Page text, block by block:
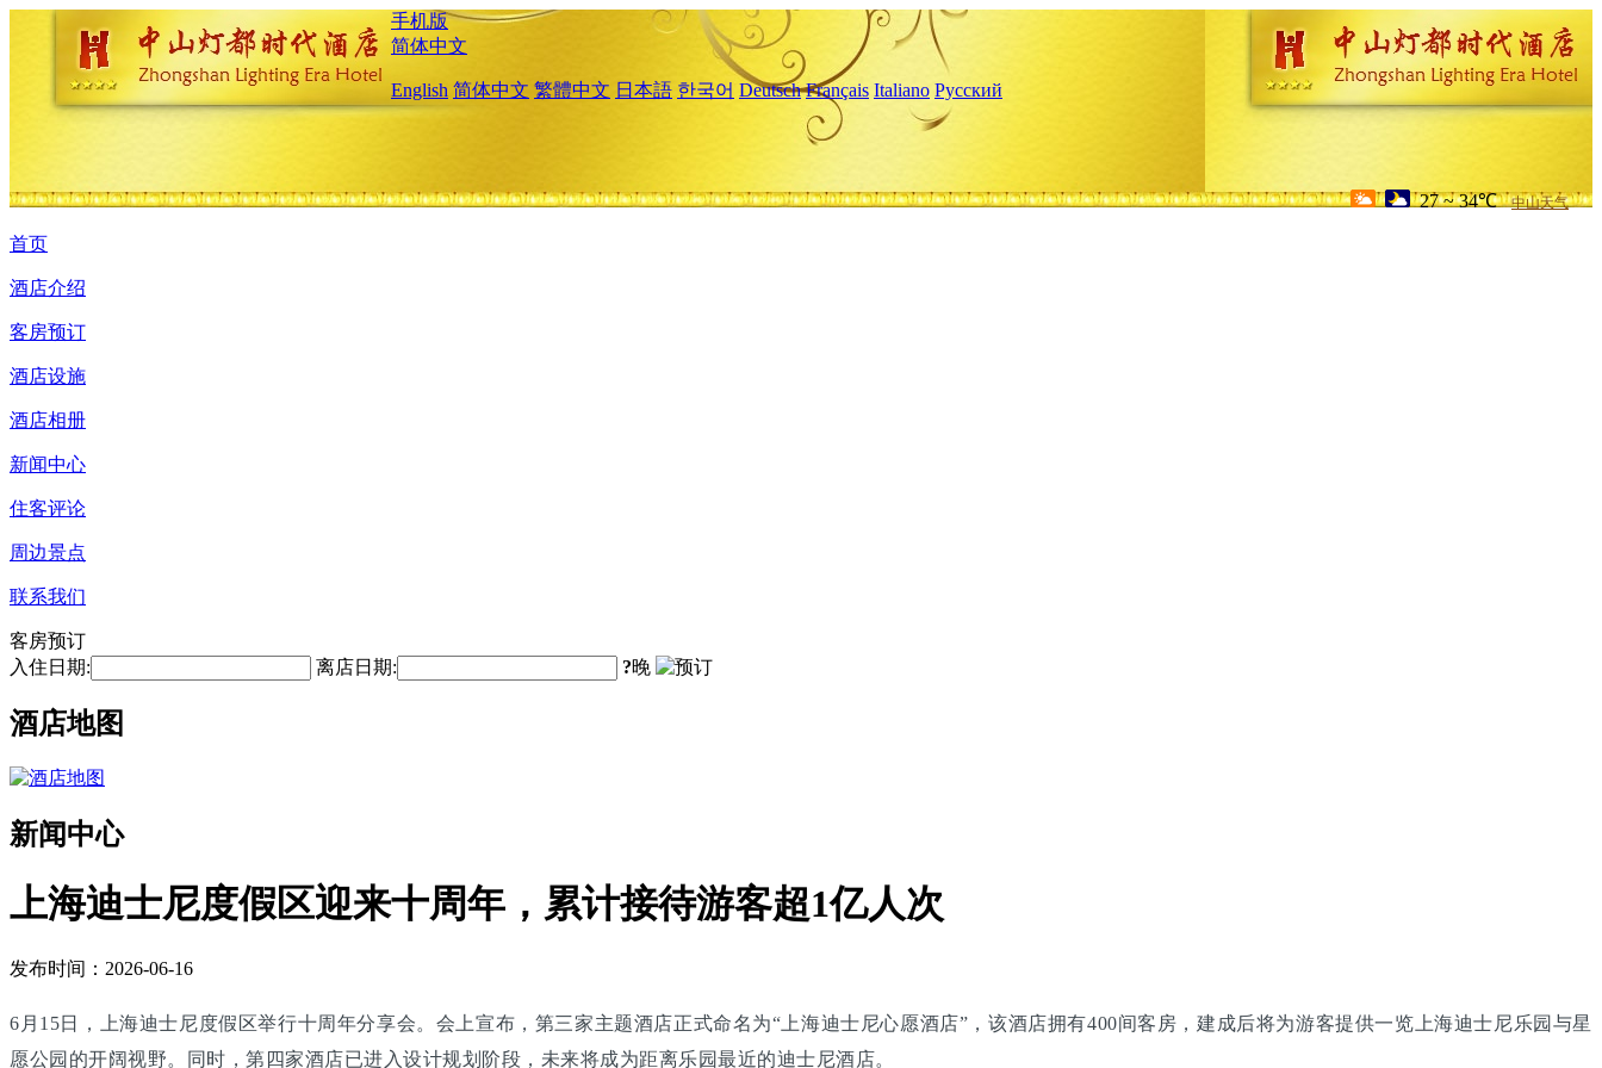
手机版
简体中文
English 简体中文 繁體中文 日本語 한국어 Deutsch Français Italiano Русский
27 ~ 34℃ 中山天气
首页
酒店介绍
客房预订
酒店设施
酒店相册
新闻中心
住客评论
周边景点
联系我们
客房预订
入住日期:
离店日期: ?晚
酒店地图
新闻中心
上海迪士尼度假区迎来十周年，累计接待游客超1亿人次
发布时间：2026-06-16
6月15日，上海迪士尼度假区举行十周年分享会。会上宣布，第三家主题酒店正式命名为“上海迪士尼心愿酒店”，该酒店拥有400间客房，建成后将为游客提供一览上海迪士尼乐园与星
愿公园的开阔视野。同时，第四家酒店已进入设计规划阶段，未来将成为距离乐园最近的迪士尼酒店。